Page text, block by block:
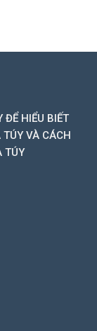
ĐỂ HIỂU BIẾT
VÀ CÁCH
TÚY